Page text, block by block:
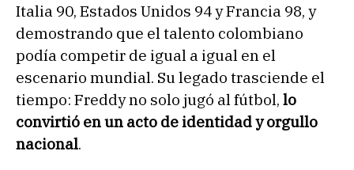
Italia 90, Estados Unidos 94 y Francia 98, y
demostrando que el talento colombiano
podía competir de igual a igual en el
escenario mundial. Su legado trasciende el
tiempo: Freddy no solo jugó al fútbol, lo
convirtió en un acto de identidad y orgullo
nacional.